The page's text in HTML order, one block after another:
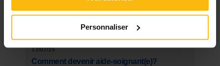
Personnaliser
15/01/14
Subsides: comment financer votre projet?
13/07/15
Comment devenir aide-soignant(e)?